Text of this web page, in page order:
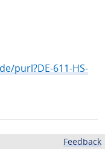
purl?DE-611-HS-
Feedback